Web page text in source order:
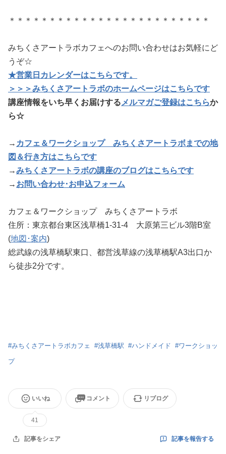
＊＊＊＊＊＊＊＊＊＊＊＊＊＊＊＊＊＊＊＊＊＊＊＊＊
みちくさアートラボカフェへのお問い合わせはお気軽にど
うぞ☆
★営業日カレンダーはこちらです。
＞＞＞みちくさアートラボのホームページはこちらです
講座情報をいち早くお届けする メルマガご登録はこちらか
ら☆
→ カフェ＆ワークショップ みちくさアートラボまでの地
図＆行き方はこちらです
→みちくさアートラボの講座のブログはこちらです
→ お問い合わせ･お申込フォーム
カフェ＆ワークショップ みちくさアートラボ
住所：東京都台東区浅草橋1-31-4 大原第三ビル3階B室
(地図･案内)
総武線の浅草橋駅東口、都営浅草線の浅草橋駅A3出口か
ら徒歩2分です。
#みちくさアートラボカフェ #浅草橋駅 #ハンドメイド #ワークショッ
プ
いいね
41
コメント リブログ
記事をシェア 記事を報告する